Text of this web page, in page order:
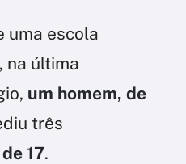
uma escola
, na última
um homem, de
três
17.